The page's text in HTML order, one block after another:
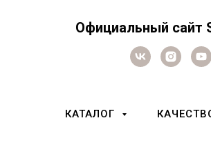
Официальный сайт
КАТАЛОГ